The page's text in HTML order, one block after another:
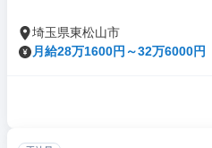
埼玉県東松山市
月給28万1600円～32万6000円